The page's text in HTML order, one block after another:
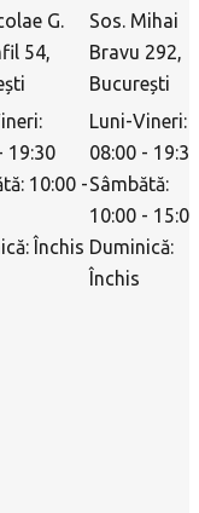
G.
54,
19:30
10:00 -
Închis
Sos. Mihai
Bravu 292,
București
Luni-Vineri:
08:00 - 19:30
Sâmbătă:
10:00 - 15:00
Duminică:
Închis